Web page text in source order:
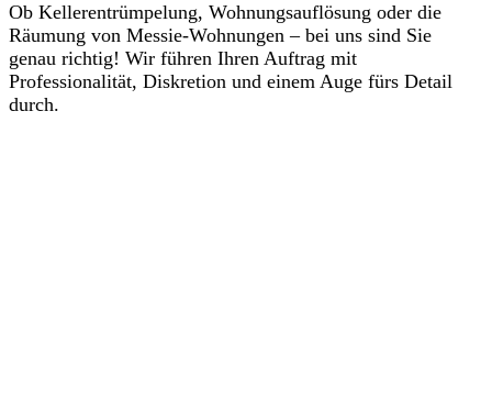
Ob Kellerentrümpelung, Wohnungsauflösung oder die
Räumung von Messie-Wohnungen – bei uns sind Sie
genau richtig! Wir führen Ihren Auftrag mit
Professionalität, Diskretion und einem Auge fürs Detail
durch.